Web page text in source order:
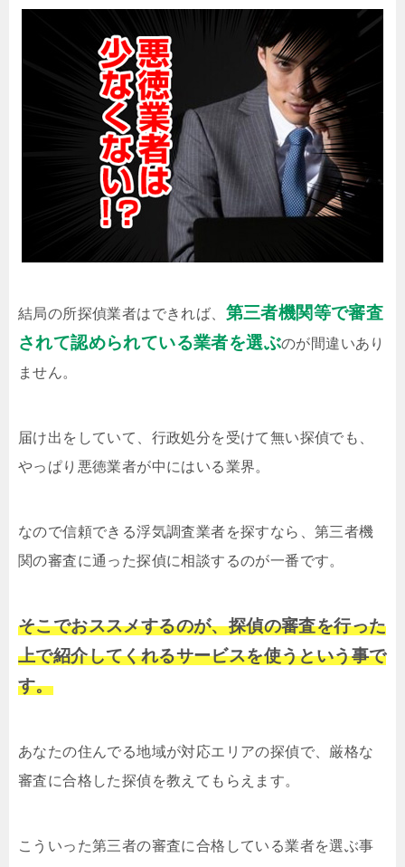
結局の所探偵業者はできれば、 第三者機関等で審査
されて認められている業者を選ぶのが間違いあり
ません。
届け出をしていて、行政処分を受けて無い探偵でも、
やっぱり悪徳業者が中にはいる業界。
なので信頼できる浮気調査業者を探すなら、第三者機
関の審査に通った探偵に相談するのが一番です。
そこでおススメするのが、探偵の審査を行った
上で紹介してくれるサービスを使うという事で
す。
あなたの住んでる地域が対応エリアの探偵で、厳格な
審査に合格した探偵を教えてもらえます。
こういった第三者の審査に合格している業者を選ぶ事